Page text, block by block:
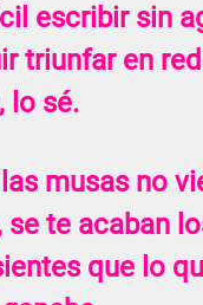
escribir sin
triunfar en
lo sé.
musas no
te acaban
que lo